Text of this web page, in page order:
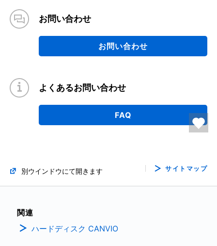
お問い合わせ
お問い合わせ
よくあるお問い合わせ
FAQ
別ウインドウにて開きます サイトマップ
関連
ハードディスク CANVIO